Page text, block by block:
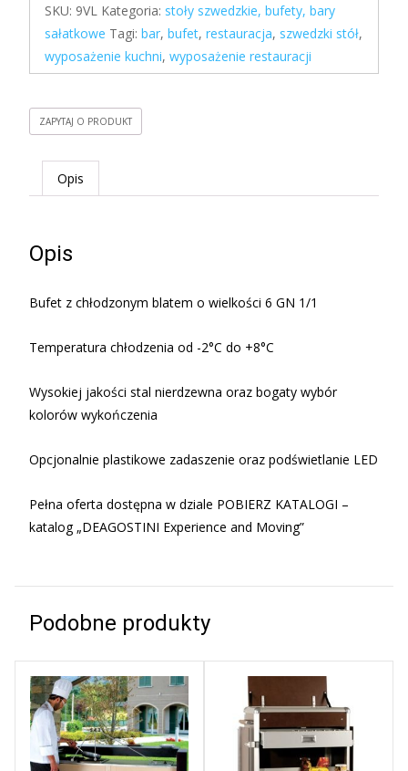
SKU: 9VL Kategoria: stoły szwedzkie, bufety, bary
sałatkowe Tagi: bar, bufet, restauracja, szwedzki stół,
wyposażenie kuchni, wyposażenie restauracji
ZAPYTAJ O PRODUKT
Opis
Opis
Bufet z chłodzonym blatem o wielkości 6 GN 1/1
Temperatura chłodzenia od -2°C do +8°C
Wysokiej jakości stal nierdzewna oraz bogaty wybór
kolorów wykończenia
Opcjonalnie plastikowe zadaszenie oraz podświetlanie LED
Pełna oferta dostępna w dziale POBIERZ KATALOGI –
katalog „DEAGOSTINI Experience and Moving”
Podobne produkty